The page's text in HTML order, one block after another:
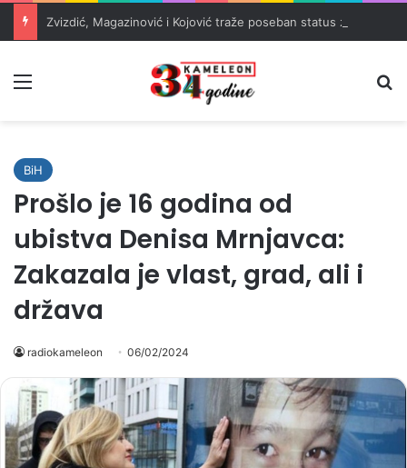
BiH
Prošlo je 16 godina od
ubistva Denisa Mrnjavca:
Zakazala je vlast, grad, ali i
država
radiokameleon 06/02/2024